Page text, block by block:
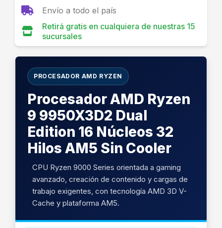
Envío a todo el país
Retirá gratis en cualquiera de nuestras 15
sucursales
PROCESADOR AMD RYZEN
Procesador AMD Ryzen
9 9950X3D2 Dual
Edition 16 Núcleos 32
Hilos AM5 Sin Cooler
CPU Ryzen 9000 Series orientada a gaming
avanzado, creación de contenido y cargas de
trabajo exigentes, con tecnología AMD 3D V-
Cache y plataforma AM5.